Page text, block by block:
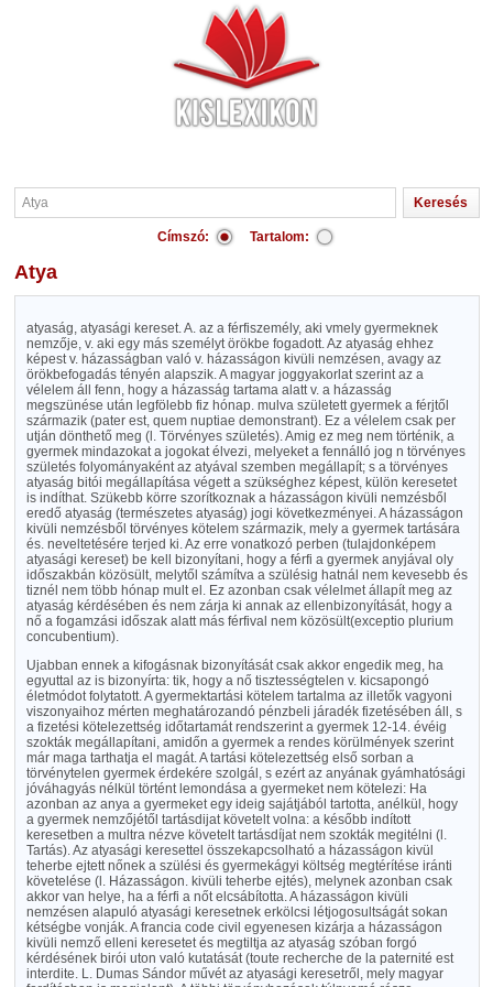
Címszó: Tartalom:
Atya
atyaság, atyasági kereset. A. az a férfiszemély, aki vmely gyermeknek
nemzője, v. aki egy más személyt örökbe fogadott. Az atyaság ehhez
képest v. házasságban való v. házasságon kivüli nemzésen, avagy az
örökbefogadás tényén alapszik. A magyar joggyakorlat szerint az a
vélelem áll fenn, hogy a házasság tartama alatt v. a házasság
megszünése után legfölebb fiz hónap. mulva született gyermek a férjtől
származik (pater est, quem nuptiae demonstrant). Ez a vélelem csak per
utján dönthető meg (l. Törvényes születés). Amig ez meg nem történik, a
gyermek mindazokat a jogokat élvezi, melyeket a fennálló jog n törvényes
születés folyományaként az atyával szemben megállapít; s a törvényes
atyaság bitói megállapítása végett a szükséghez képest, külön keresetet
is indíthat. Szükebb körre szorítkoznak a házasságon kivüli nemzésből
eredő atyaság (természetes atyaság) jogi következményei. A házasságon
kivüli nemzésből törvényes kötelem származik, mely a gyermek tartására
és. neveltetésére terjed ki. Az erre vonatkozó perben (tulajdonképem
atyasági kereset) be kell bizonyítani, hogy a férfi a gyermek anyjával oly
időszakbán közösült, melytől számítva a szülésig hatnál nem kevesebb és
tiznél nem több hónap mult el. Ez azonban csak vélelmet állapít meg az
atyaság kérdésében és nem zárja ki annak az ellenbizonyítását, hogy a
nő a fogamzási időszak alatt más férfival nem közösült(exceptio plurium
concubentium).
Ujabban ennek a kifogásnak bizonyítását csak akkor engedik meg, ha
egyuttal az is bizonyírta: tik, hogy a nő tisztességtelen v. kicsapongó
életmódot folytatott. A gyermektartási kötelem tartalma az illetők vagyoni
viszonyaihoz mérten meghatározandó pénzbeli járadék fizetésében áll, s
a fizetési kötelezettség időtartamát rendszerint a gyermek 12-14. évéig
szokták megállapítani, amidőn a gyermek a rendes körülmények szerint
már maga tarthatja el magát. A tartási kötelezettség első sorban a
törvénytelen gyermek érdekére szolgál, s ezért az anyának gyámhatósági
jóváhagyás nélkül történt lemondása a gyermeket nem kötelezi: Ha
azonban az anya a gyermeket egy ideig sajátjából tartotta, anélkül, hogy
a gyermek nemzőjétől tartásdijat követelt volna: a később indított
keresetben a multra nézve követelt tartásdíjat nem szokták megitélni (l.
Tartás). Az atyasági keresettel összekapcsolható a házasságon kivül
teherbe ejtett nőnek a szülési és gyermekágyi költség megtérítése iránti
követelése (l. Házasságon. kivüli teherbe ejtés), melynek azonban csak
akkor van helye, ha a férfi a nőt elcsábította. A házasságon kivüli
nemzésen alapuló atyasági keresetnek erkölcsi létjogosultságát sokan
kétségbe vonják. A francia code civil egyenesen kizárja a házasságon
kivüli nemző elleni keresetet és megtiltja az atyaság szóban forgó
kérdésének birói uton való kutatását (toute recherche de la paternité est
interdite. L. Dumas Sándor művét az atyasági keresetről, mely magyar